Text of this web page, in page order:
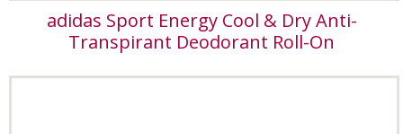
adidas Sport Energy Cool & Dry Anti-
Transpirant Deodorant Roll-On